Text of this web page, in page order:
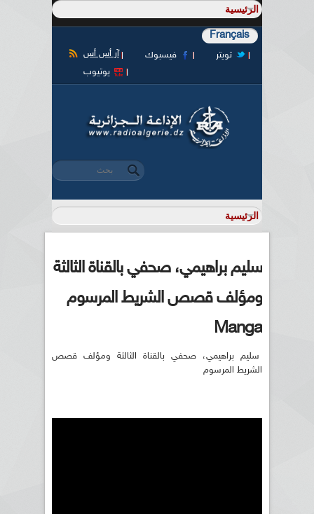
Français
آر أس أس فيسبوك
تويتر
يوتيوب
استمارة البحث
‏بحث ‏
سليم براهيمي، صحفي بالقناة الثالثة
ومؤلف قصص الشريط المرسوم
Manga
سليم براهيمي، صحفي بالقناة الثالثة ومؤلف قصص
الشريط المرسوم